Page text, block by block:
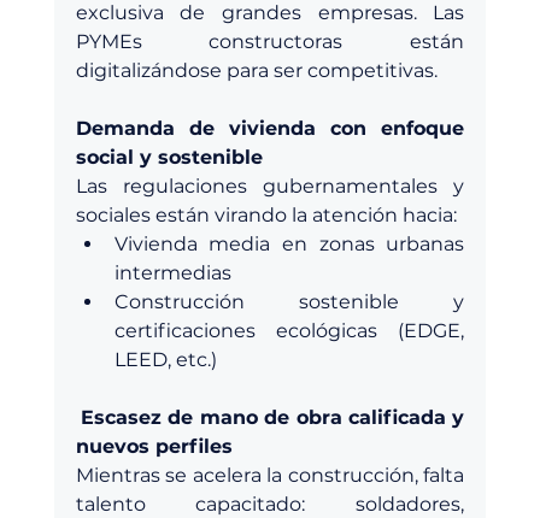
exclusiva de grandes empresas. Las
PYMEs constructoras están
digitalizándose para ser competitivas.
Demanda de vivienda con enfoque
social y sostenible
Las regulaciones gubernamentales y
sociales están virando la atención hacia:
Vivienda media en zonas urbanas
intermedias
Construcción sostenible y
certificaciones ecológicas (EDGE,
LEED, etc.)
Escasez de mano de obra calificada y
nuevos perfiles
Mientras se acelera la construcción, falta
talento capacitado: soldadores,